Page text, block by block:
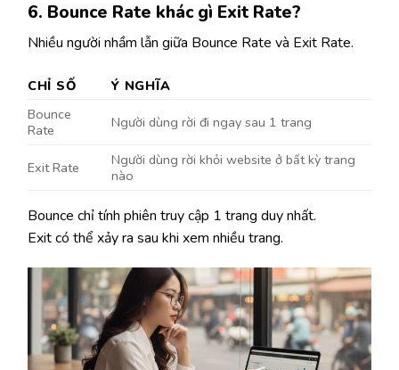
6. Bounce Rate khác gì Exit Rate?
Nhiều người nhầm lẫn giữa Bounce Rate và Exit Rate.
CHỈ SỐ
Ý NGHĨA
Bounce
Rate
Người dùng rời đi ngay sau 1 trang
Exit Rate
Người dùng rời khỏi website ở bất kỳ trang
nào
Bounce chỉ tính phiên truy cập 1 trang duy nhất.
Exit có thể xảy ra sau khi xem nhiều trang.